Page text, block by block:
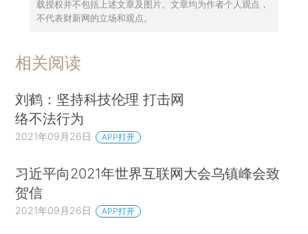
载授权并不包括上述文章及图片。文章均为作者个人观点，
不代表财新网的立场和观点。
相关阅读
刘鹤：坚持科技伦理 打击网
络不法行为
2021年09月26日 APP打开
习近平向2021年世界互联网大会乌镇峰会致
贺信
2021年09月26日 APP打开